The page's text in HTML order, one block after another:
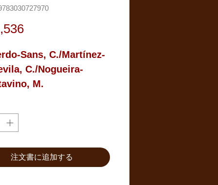
価
Sans, C./Martínez-
C./Nogueira-
M.
注文書に追加する